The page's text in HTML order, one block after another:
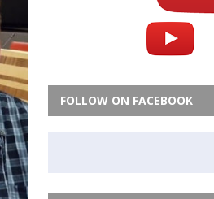
FOLLOW ON FACEBOOK